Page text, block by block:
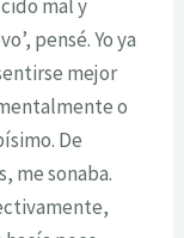
mal y
pensé. Yo ya
mejor
o
De
me sonaba.